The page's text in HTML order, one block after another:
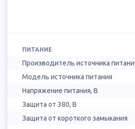
ПИТАНИЕ
Производитель источника
Модель источника питания
Напряжение питания, В
Защита от 380, В
Защита от короткого замыкания